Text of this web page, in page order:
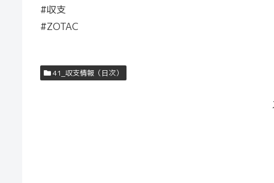
#収支
#ZOTAC
41_収支情報（日次）